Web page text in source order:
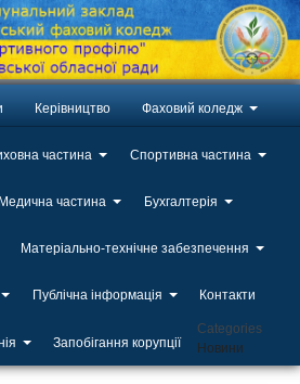
Керівництво Фаховий коледж
частина Спортивна частина
Медична частина Бухгалтерія
Матеріально-технічне забезпечення
Публічна інформація Контакти
Запобігання корупції
Categories
Новини